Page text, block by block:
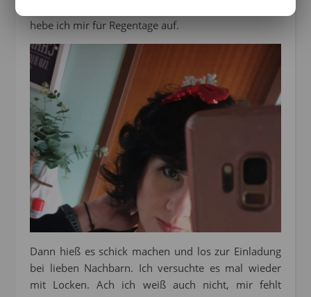
hebe ich mir für Regentage auf.
Dann hieß es schick machen und los zur Einladung
bei lieben Nachbarn. Ich versuchte es mal wieder
mit Locken. Ach ich weiß auch nicht, mir fehlt